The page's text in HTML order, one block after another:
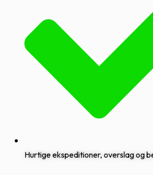
Hurtige ekspeditioner, overslag og